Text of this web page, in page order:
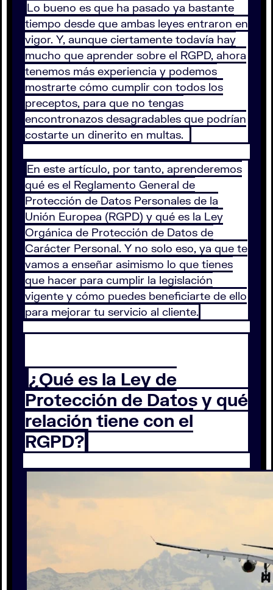
Lo bueno es que ha pasado ya bastante
tiempo desde que ambas leyes entraron en
vigor. Y, aunque ciertamente todavía hay
mucho que aprender sobre el RGPD, ahora
tenemos más experiencia y podemos
mostrarte cómo cumplir con todos los
preceptos, para que no tengas
encontronazos desagradables que podrían
costarte un dinerito en multas.
En este artículo, por tanto, aprenderemos
qué es el Reglamento General de
Protección de Datos Personales de la
Unión Europea (RGPD) y qué es la Ley
Orgánica de Protección de Datos de
Carácter Personal. Y no solo eso, ya que te
vamos a enseñar asimismo lo que tienes
que hacer para cumplir la legislación
vigente y cómo puedes beneficiarte de ello
para mejorar tu servicio al cliente.
¿Qué es la Ley de
Protección de Datos y qué
relación tiene con el
RGPD?